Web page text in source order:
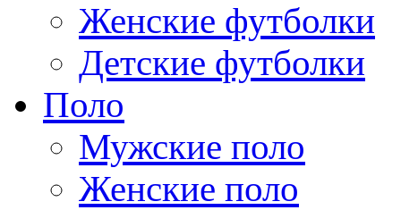
Женские футболки
Детские футболки
Поло
Мужские поло
Женские поло